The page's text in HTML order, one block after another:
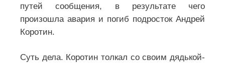
путей сообщения, в результате чего
произошла авария и погиб подросток Андрей
Коротин.
Суть дела. Коротин толкал со своим дядькой-